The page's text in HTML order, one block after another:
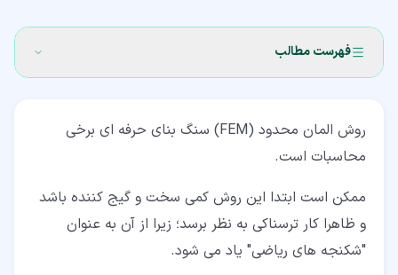
فهرست مطالب
۲‏- تاریخچه روش المان محدود
۴‏- مراحل مختلف روش المان محدود
۴‏-‏۱‏- شکل ضعیف
روش المان محدود (FEM) سنگ بنای حرفه ای برخی
محاسبات است.
ممکن است ابتدا این روش کمی سخت و گیج کننده باشد
و ظاهرا کار ترسناکی به نظر برسد؛ زیرا از آن به عنوان
"شکنجه های ریاضی" یاد می شود.